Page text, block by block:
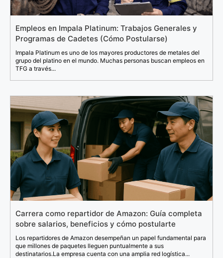
Empleos en Impala Platinum: Trabajos Generales y
Programas de Cadetes (Cómo Postularse)
Impala Platinum es uno de los mayores productores de metales del
grupo del platino en el mundo. Muchas personas buscan empleos en
TFG a través...
Carrera como repartidor de Amazon: Guía completa
sobre salarios, beneficios y cómo postularte
Los repartidores de Amazon desempeñan un papel fundamental para
que millones de paquetes lleguen puntualmente a sus
destinatarios.La empresa cuenta con una amplia red logística...